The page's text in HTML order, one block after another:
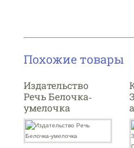
Похожие товары
Издательство
Речь Белочка-
умелочка